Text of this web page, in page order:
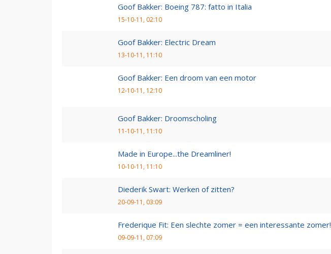
Goof Bakker: Boeing 787: fatto in Italia
15-10-11, 02:10
Goof Bakker: Electric Dream
13-10-11, 11:10
Goof Bakker: Een droom van een motor
12-10-11, 12:10
Goof Bakker: Droomscholing
11-10-11, 11:10
Made in Europe...the Dreamliner!
10-10-11, 11:10
Diederik Swart: Werken of zitten?
20-09-11, 03:09
Frederique Fit: Een slechte zomer = een interessante zomer!
09-09-11, 07:09